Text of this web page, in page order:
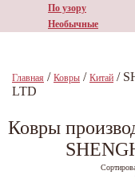
По узору
Необычные
Главная / Ковры / Китай /
LTD
Ковры